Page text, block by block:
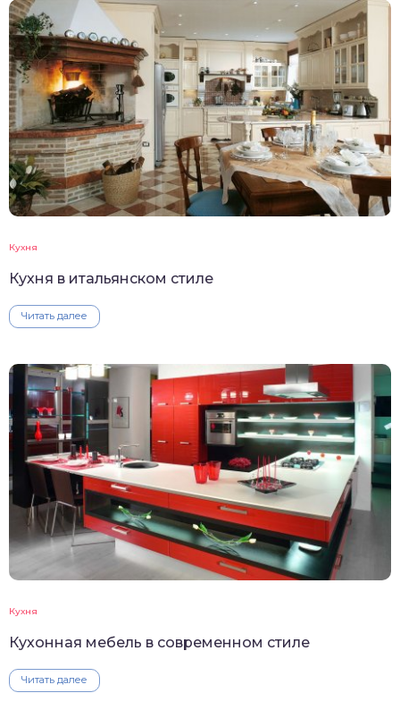
Кухня
Кухня в итальянском стиле
Читать далее
Кухня
Кухонная мебель в современном стиле
Читать далее